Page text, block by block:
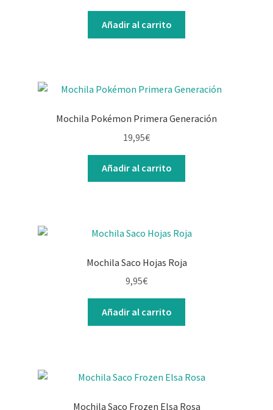
Añadir al carrito
Mochila Pokémon Primera Generación
19,95€
Añadir al carrito
Mochila Saco Hojas Roja
9,95€
Añadir al carrito
Mochila Saco Frozen Elsa Rosa